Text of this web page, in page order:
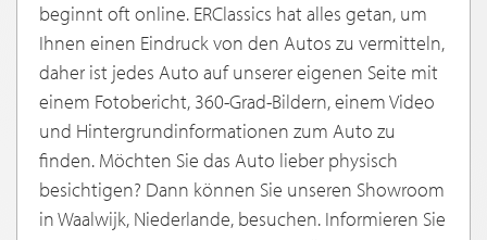
beginnt oft online. ERClassics hat alles getan, um
Ihnen einen Eindruck von den Autos zu vermitteln,
daher ist jedes Auto auf unserer eigenen Seite mit
einem Fotobericht, 360-Grad-Bildern, einem Video
und Hintergrundinformationen zum Auto zu
finden. Möchten Sie das Auto lieber physisch
besichtigen? Dann können Sie unseren Showroom
in Waalwijk, Niederlande, besuchen. Informieren Sie